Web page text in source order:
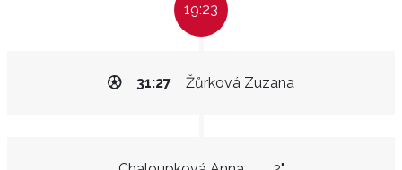
19:23
Žůrková Zuzana
31:27